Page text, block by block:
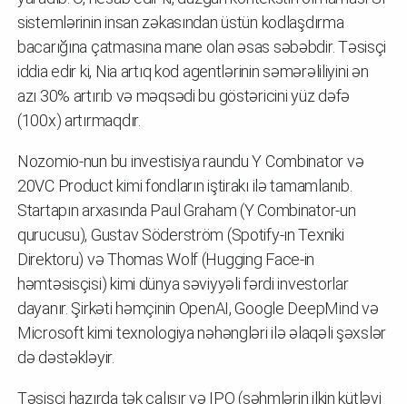
sistemlərinin insan zəkasından üstün kodlaşdırma
bacarığına çatmasına mane olan əsas səbəbdir. Təsisçi
iddia edir ki, Nia artıq kod agentlərinin səmərəliliyini ən
azı 30% artırıb və məqsədi bu göstəricini yüz dəfə
(100x) artırmaqdır.
Nozomio-nun bu investisiya raundu Y Combinator və
20VC Product kimi fondların iştirakı ilə tamamlanıb.
Startapın arxasında Paul Graham (Y Combinator-un
qurucusu), Gustav Söderström (Spotify-ın Texniki
Direktoru) və Thomas Wolf (Hugging Face-in
həmtəsisçisi) kimi dünya səviyyəli fərdi investorlar
dayanır. Şirkəti həmçinin OpenAI, Google DeepMind və
Microsoft kimi texnologiya nəhəngləri ilə əlaqəli şəxslər
də dəstəkləyir.
Təsisçi hazırda tək çalışır və IPO (səhmlərin ilkin kütləvi